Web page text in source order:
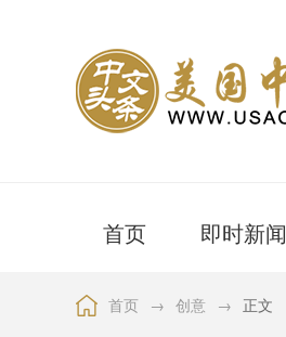
首页 即时新闻
首页 → 创意 → 正文